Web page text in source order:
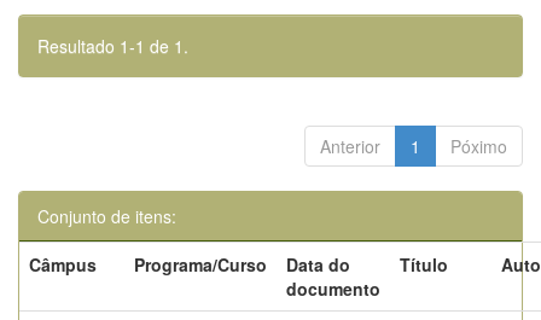
Resultado 1-1 de 1.
Anterior 1 Póximo
Conjunto de itens:
Câmpus
Programa/Curso
Data do
documento
Título